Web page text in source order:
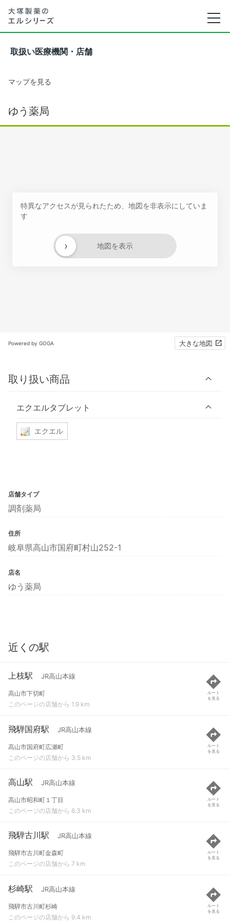
取扱い医療機関・店舗
マップを見る
ゆう薬局
特異なアクセスが見られたため、地図を非表示にしていま
す
地図を表示
›
Powered by GOGA 大きな地図
取り扱い商品
エクエルタブレット
エクエル
店舗タイプ
調剤薬局
住所
岐阜県高山市国府町村山252-1
店名
ゆう薬局
近くの駅
上枝駅 JR高山本線
高山市下切町
このページの店舗から 1.9 km
ルート
を見る
飛騨国府駅 JR高山本線
高山市国府町広瀬町
このページの店舗から 3.5 km
ルート
を見る
高山駅 JR高山本線
高山市昭和町１丁目
このページの店舗から 6.3 km
ルート
を見る
飛騨古川駅 JR高山本線
飛騨市古川町金森町
このページの店舗から 7 km
ルート
を見る
杉崎駅 JR高山本線
飛騨市古川町杉崎
このページの店舗から 9.4 km
ルート
を見る